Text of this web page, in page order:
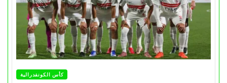
كأس الكونفدرالية